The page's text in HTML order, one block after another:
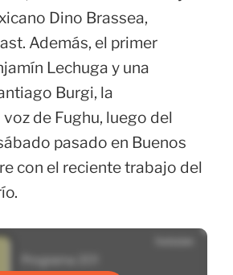
Dino Brassea,
Además, el primer
Lechuga y una
Burgi, la
de Fughu, luego del
pasado en Buenos
con el reciente trabajo del